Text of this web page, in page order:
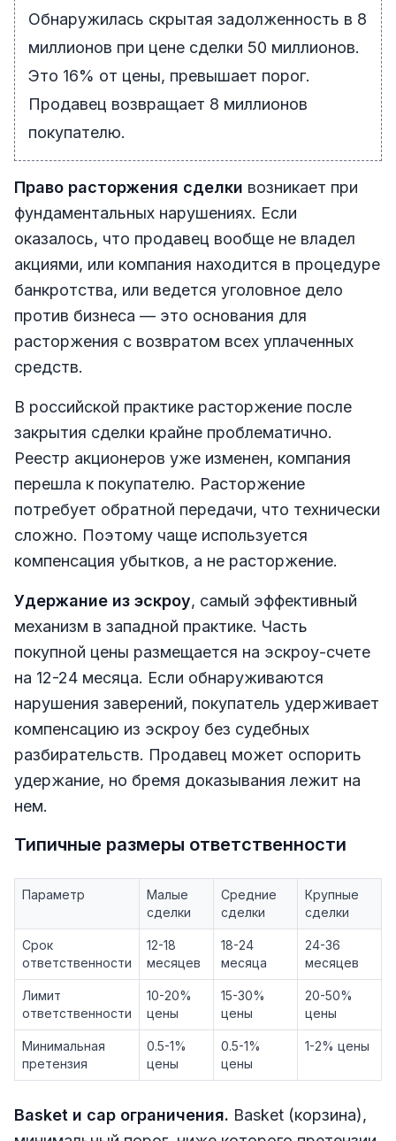
Обнаружилась скрытая задолженность в 8
миллионов при цене сделки 50 миллионов.
Это 16% от цены, превышает порог.
Продавец возвращает 8 миллионов
покупателю.
Право расторжения сделки возникает при
фундаментальных нарушениях. Если
оказалось, что продавец вообще не владел
акциями, или компания находится в процедуре
банкротства, или ведется уголовное дело
против бизнеса — это основания для
расторжения с возвратом всех уплаченных
средств.
В российской практике расторжение после
закрытия сделки крайне проблематично.
Реестр акционеров уже изменен, компания
перешла к покупателю. Расторжение
потребует обратной передачи, что технически
сложно. Поэтому чаще используется
компенсация убытков, а не расторжение.
Удержание из эскроу, самый эффективный
механизм в западной практике. Часть
покупной цены размещается на эскроу-счете
на 12-24 месяца. Если обнаруживаются
нарушения заверений, покупатель удерживает
компенсацию из эскроу без судебных
разбирательств. Продавец может оспорить
удержание, но бремя доказывания лежит на
нем.
Типичные размеры ответственности
Параметр
Малые
сделки
Средние
сделки
Крупные
сделки
Срок
ответственности
12-18
месяцев
18-24
месяца
24-36
месяцев
Лимит
ответственности
10-20%
цены
15-30%
цены
20-50%
цены
Минимальная
претензия
0.5-1%
цены
0.5-1%
цены
1-2% цены
Basket и cap ограничения. Basket (корзина),